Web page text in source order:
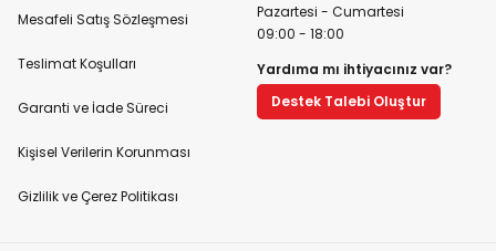
Mesafeli Satış Sözleşmesi
Teslimat Koşulları
Garanti ve İade Süreci
Kişisel Verilerin Korunması
Gizlilik ve Çerez Politikası
Pazartesi - Cumartesi
09:00 - 18:00
Yardıma mı ihtiyacınız var?
Destek Talebi Oluştur